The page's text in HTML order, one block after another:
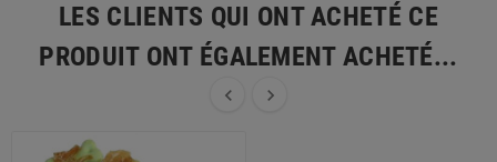
LES CLIENTS QUI ONT ACHETÉ CE
PRODUIT ONT ÉGALEMENT ACHETÉ...
 